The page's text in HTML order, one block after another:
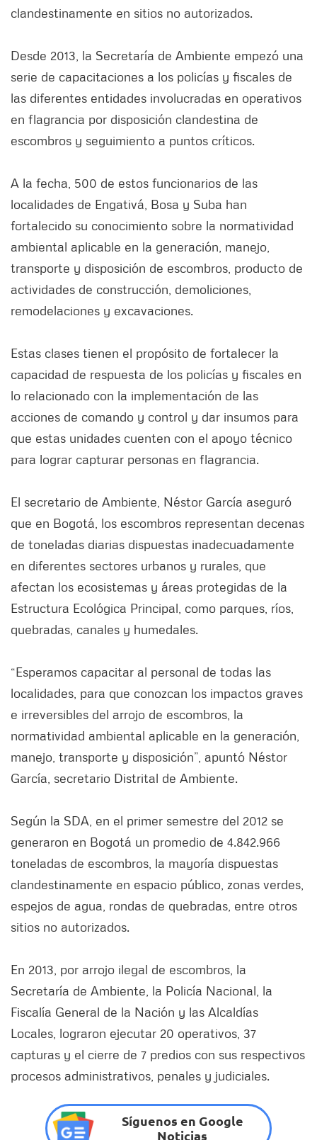
clandestinamente en sitios no autorizados.
Desde 2013, la Secretaría de Ambiente empezó una
serie de capacitaciones a los policías y fiscales de
las diferentes entidades involucradas en operativos
en flagrancia por disposición clandestina de
escombros y seguimiento a puntos críticos.
A la fecha, 500 de estos funcionarios de las
localidades de Engativá, Bosa y Suba han
fortalecido su conocimiento sobre la normatividad
ambiental aplicable en la generación, manejo,
transporte y disposición de escombros, producto de
actividades de construcción, demoliciones,
remodelaciones y excavaciones.
Estas clases tienen el propósito de fortalecer la
capacidad de respuesta de los policías y fiscales en
lo relacionado con la implementación de las
acciones de comando y control y dar insumos para
que estas unidades cuenten con el apoyo técnico
para lograr capturar personas en flagrancia.
El secretario de Ambiente, Néstor García aseguró
que en Bogotá, los escombros representan decenas
de toneladas diarias dispuestas inadecuadamente
en diferentes sectores urbanos y rurales, que
afectan los ecosistemas y áreas protegidas de la
Estructura Ecológica Principal, como parques, ríos,
quebradas, canales y humedales.
“Esperamos capacitar al personal de todas las
localidades, para que conozcan los impactos graves
e irreversibles del arrojo de escombros, la
normatividad ambiental aplicable en la generación,
manejo, transporte y disposición”, apuntó Néstor
García, secretario Distrital de Ambiente.
Según la SDA, en el primer semestre del 2012 se
generaron en Bogotá un promedio de 4.842.966
toneladas de escombros, la mayoría dispuestas
clandestinamente en espacio público, zonas verdes,
espejos de agua, rondas de quebradas, entre otros
sitios no autorizados.
En 2013, por arrojo ilegal de escombros, la
Secretaría de Ambiente, la Policía Nacional, la
Fiscalía General de la Nación y las Alcaldías
Locales, lograron ejecutar 20 operativos, 37
capturas y el cierre de 7 predios con sus respectivos
procesos administrativos, penales y judiciales.
Síguenos en Google
Noticias